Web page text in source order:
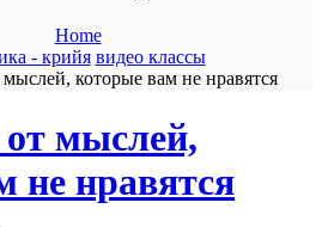
Home
- крийя видео классы
которые вам не нравятся
мыслей,
не нравятся